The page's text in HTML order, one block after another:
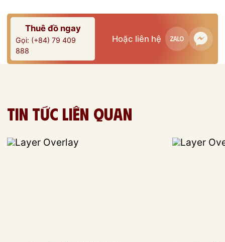
Thuê đồ ngay
Gọi: (+84) 79 409
888
Hoặc liên hệ
Tin tức liên quan